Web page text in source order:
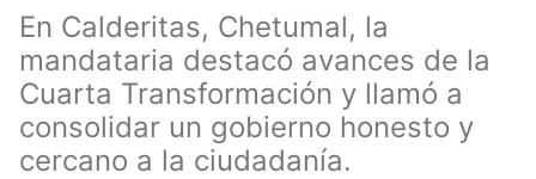
En Calderitas, Chetumal, la
mandataria destacó avances de la
Cuarta Transformación y llamó a
consolidar un gobierno honesto y
cercano a la ciudadanía.